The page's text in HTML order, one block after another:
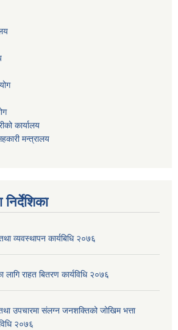
कार्यालय
मन्त्रालय
व्यवस्थापन कार्यबिधि २०७६
लागि राहत बितरण कार्यविधि २०७६
उपचारमा संलग्न जनशक्तिको जोखिम भत्ता
२०७६